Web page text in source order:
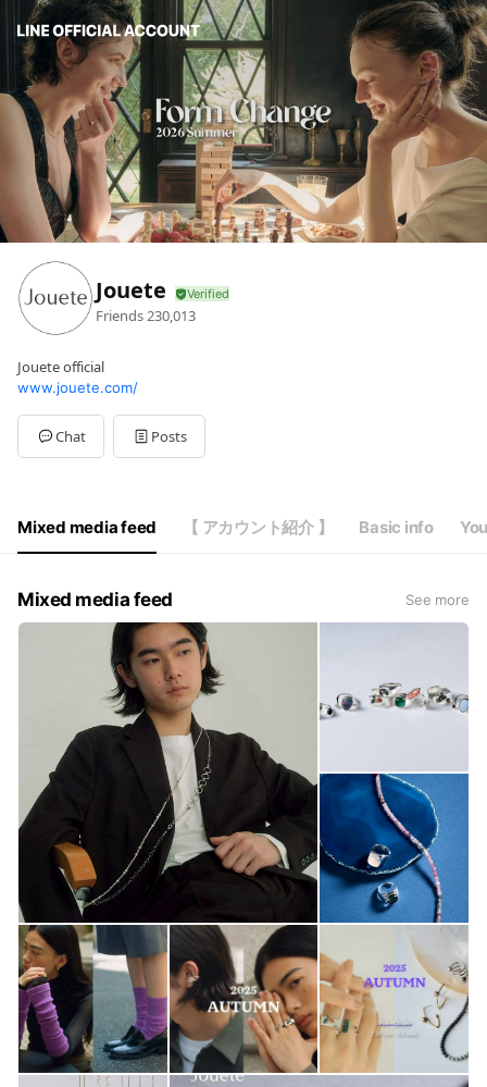
Jouete
Friends230,013
Jouete official
www.jouete.com/
Chat Posts
Mixed media feed 【 アカウント紹介 】 Basic info
Mixed media feed See more